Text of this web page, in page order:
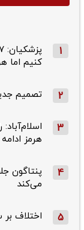
1
کنیم اما
2 تصمیم
3
هرمز ادامه
4
پنتاگون
می‌کند
5 اختلاف بر